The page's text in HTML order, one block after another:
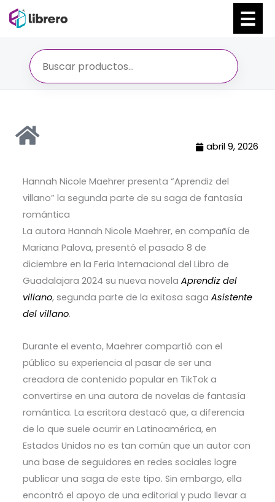
abril 9, 2026
Hannah Nicole Maehrer presenta “Aprendiz del
villano” la segunda parte de su saga de fantasía
romántica
La autora Hannah Nicole Maehrer, en compañía de
Mariana Palova, presentó el pasado 8 de
diciembre en la Feria Internacional del Libro de
Guadalajara 2024 su nueva novela Aprendiz del
villano, segunda parte de la exitosa saga Asistente
del villano.
Durante el evento, Maehrer compartió con el
público su experiencia al pasar de ser una
creadora de contenido popular en TikTok a
convertirse en una autora de novelas de fantasía
romántica. La escritora destacó que, a diferencia
de lo que suele ocurrir en Latinoamérica, en
Estados Unidos no es tan común que un autor con
una base de seguidores en redes sociales logre
publicar una saga de este tipo. Sin embargo, ella
encontró el apoyo de una editorial y pudo llevar a